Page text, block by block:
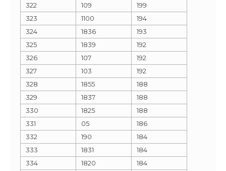
322
109
199
323
1100
194
324
1836
193
325
1839
192
326
107
192
327
103
192
328
1855
188
329
1837
188
330
1825
188
331
05
186
332
190
184
333
1831
184
334
1820
184